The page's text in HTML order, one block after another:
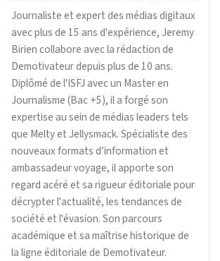
Journaliste et expert des médias digitaux
avec plus de 15 ans d'expérience, Jeremy
Birien collabore avec la rédaction de
Demotivateur depuis plus de 10 ans.
Diplômé de l'ISFJ avec un Master en
Journalisme (Bac +5), il a forgé son
expertise au sein de médias leaders tels
que Melty et Jellysmack. Spécialiste des
nouveaux formats d’information et
ambassadeur voyage, il apporte son
regard acéré et sa rigueur éditoriale pour
décrypter l'actualité, les tendances de
société et l'évasion. Son parcours
académique et sa maîtrise historique de
la ligne éditoriale de Demotivateur.